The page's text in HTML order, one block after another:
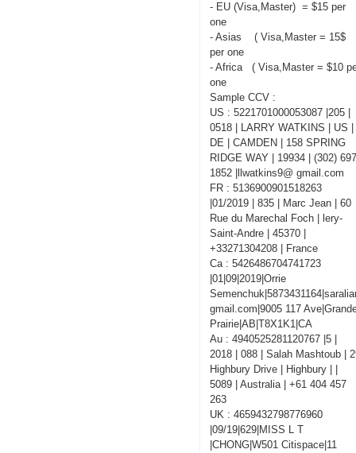
- EU (Visa,Master) = $15 per
one
- Asias ( Visa,Master = 15$
per one
- Africa ( Visa,Master = $10
one
Sample CCV :
US : 5221701000053087 |205 |
0518 | LARRY WATKINS | US |
DE | CAMDEN | 158 SPRING
RIDGE WAY | 19934 | (302)
1852 |llwatkins9@ gmail.com
FR : 5136900901518263
|01/2019 | 835 | Marc Jean | 60
Rue du Marechal Foch | lery-
Saint-Andre | 45370 |
+33271304208 | France
Ca : 5426486704741723
|01|09|2019|Orrie
gmail.com|9005 117
Prairie|AB|T8X1K1|CA
Au : 4940525281120767 |5 |
2018 | 088 | Salah Mashtoub |
Highbury Drive | Highbury | |
5089 | Australia | +61 404 457
263
UK : 4659432798776960
|09/19|629|MISS L T
|CHONG|W501 Citispace|11